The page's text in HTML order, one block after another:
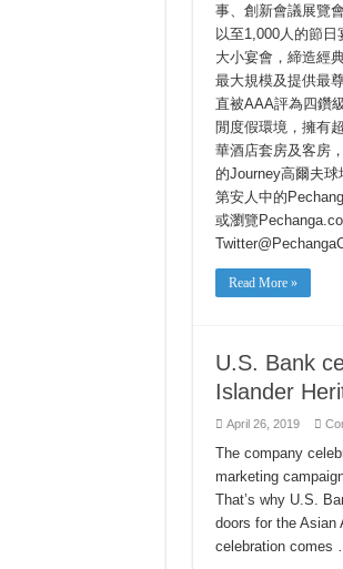
事、創新會議展覽
以至1,000人的節
大小宴會，締造經
最大規模及提供最
直被AAA評為四鑽
閒度假環境，擁有
華酒店套房及客房
的Journey高爾夫
第安人中的
或瀏覽
Read More »
U.S. Bank
Islander
April 26, 2019
The company
marketing
That’s why U.S.
doors for the Asian
celebration comes